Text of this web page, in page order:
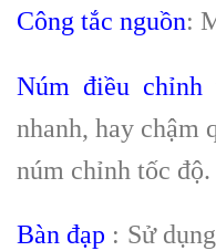
Công tắc nguồn:
Núm điều chỉnh
nhanh, hay chậm
núm chỉnh tốc độ.
Bàn đạp : Sử